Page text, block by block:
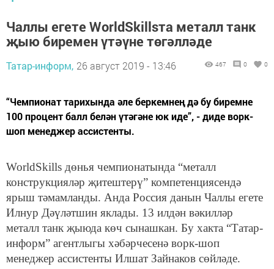
Чаллы егете WorldSkillsта металл танк
җыю биремен үтәүне төгәлләде
Татар-информ, 26 август 2019 - 13:46 467 0 0
“Чемпионат тарихында әле беркемнең дә бу биремне
100 процент балл белән үтәгәне юк иде”, - диде ворк-
шоп менеджер ассистенты.
WorldSkills дөнья чемпионатында “металл
конструкцияләр җитештерү” компетенциясендә
ярыш тәмамланды. Анда Россия данын Чаллы егете
Илнур Дәүләтшин яклады. 13 илдән вәкилләр
металл танк җыюда көч сынашкан. Бу хакта “Татар-
информ” агентлыгы хәбәрчесенә ворк-шоп
менеджер ассистенты Илшат Зайнаков сөйләде.